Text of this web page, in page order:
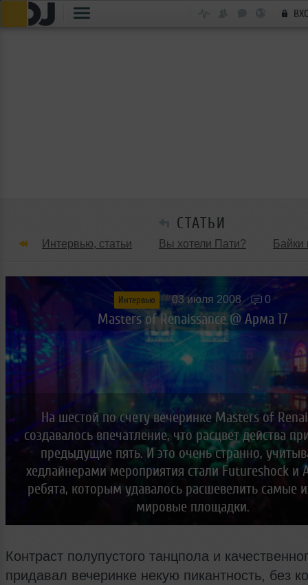
СТАТЬИ
Интервью, статьи Вы хотели Пати? Байки
Танцевальные стили Обзоры Вечеринок и
Новые лица Мужчина & Женщина
Интервью 03 июля 2008 0
Masters of Renaissance @ Арма 17
На шестой по счету вечеринке Masters of
создавалось впечатление, что расцвет действа
предыдущие пять. И это очень странно,
хедлайнерами мероприятия стали Futureshock и
ребята, которым удавалось расшевелить самые
мировые площадки.
Контраст полупустого танцпола и
придавал вечеринке некую пикантность, без